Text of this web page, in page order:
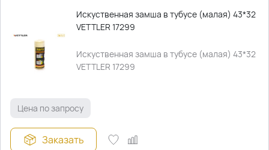
Искуственная замша в тубусе (малая) 43*32
VETTLER 17299
Искуственная замша в тубусе (малая) 43*32
VETTLER 17299
Цена по запросу
Заказать